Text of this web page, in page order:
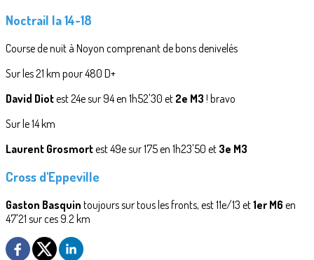
Noctrail la 14-18
Course de nuit à Noyon comprenant de bons denivelés
Sur les 21 km pour 480 D+
David Diotest 24e sur 94 en 1h52'30 et 2e M3 ! bravo
Sur le 14 km
Laurent Grosmortest 49e sur 175 en 1h23'50 et 3e M3
Cross d'Eppeville
Gaston Basquin toujours sur tous les fronts, est 11e/13 et1er M6 en
47'21 sur ces 9.2 km